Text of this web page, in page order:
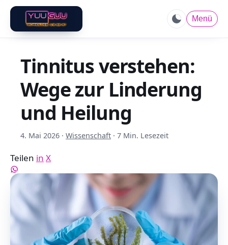
Menü
Tinnitus verstehen:
Wege zur Linderung
und Heilung
4. Mai 2026 · Wissenschaft · 7 Min. Lesezeit
Teilen in X